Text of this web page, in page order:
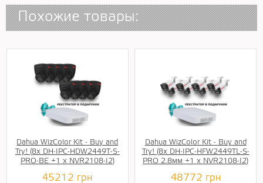
Похожие товары:
Dahua WizColor Kit - Buy and
Try! (8х DH-IPC-HDW2449T-S-
PRO-BE +1 х NVR2108-I2)
45212 грн
Dahua WizColor Kit - Buy and
Try! (8х DH-IPC-HFW2449TL-S-
PRO 2.8мм +1 х NVR2108-I2)
48772 грн